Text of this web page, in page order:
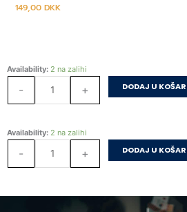
149,00DKK
Availability: 2 na zalihi
-
Lice
+ DODAJ U
Availability: 2 na zalihi
-
Lice
+ DODAJ U